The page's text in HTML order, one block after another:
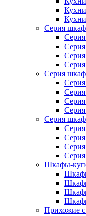
Серия
Серия
Серия
Шкафы-
Прихожие с